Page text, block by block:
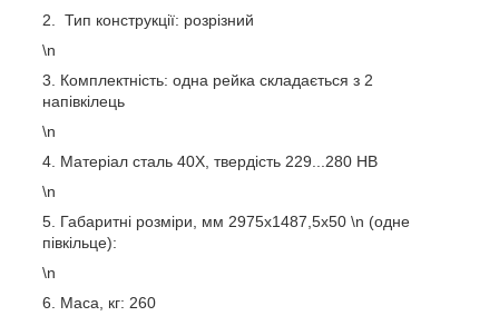
Тип конструкції: розрізний
\n
Комплектність: одна рейка складається з 2
напівкілець
\n
Матеріал сталь 40Х, твердість 229...280 НВ
\n
Габаритні розміри, мм 2975х1487,5х50 \n (одне
півкільце):
\n
Маса, кг: 260